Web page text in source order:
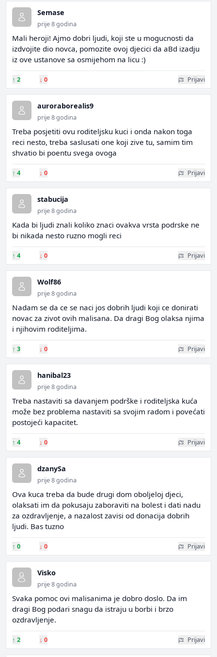
Semase
prije 8 godina
Mali heroji! Ajmo dobri ljudi, koji ste u mogucnosti da
izdvojite dio novca, pomozite ovoj djecici da aBd izadju
iz ove ustanove sa osmijehom na licu :)
↑ 2 ↓ 0 Prijavi
auroraborealis9
prije 8 godina
Treba posjetiti ovu roditeljsku kuci i onda nakon toga
reci nesto, treba saslusati one koji zive tu, samim tim
shvatio bi poentu svega ovoga
↑ 4 ↓ 0 Prijavi
stabucija
prije 8 godina
Kada bi ljudi znali koliko znaci ovakva vrsta podrske ne
bi nikada nesto ruzno mogli reci
↑ 4 ↓ 0 Prijavi
Wolf86
prije 8 godina
Nadam se da ce se naci jos dobrih ljudi koji ce donirati
novac za zivot ovih malisana. Da dragi Bog olaksa njima
i njihovim roditeljima.
↑ 3 ↓ 0 Prijavi
hanibal23
prije 8 godina
Treba nastaviti sa davanjem podrške i roditeljska kuća
može bez problema nastaviti sa svojim radom i povećati
postojeći kapacitet.
↑ 4 ↓ 0 Prijavi
dzanySa
prije 8 godina
Ova kuca treba da bude drugi dom oboljeloj djeci,
olaksati im da pokusaju zaboraviti na bolest i dati nadu
za ozdravljenje, a nazalost zavisi od donacija dobrih
ljudi. Bas tuzno
↑ 0 ↓ 0 Prijavi
Visko
prije 8 godina
Svaka pomoc ovi malisanima je dobro doslo. Da im
dragi Bog podari snagu da istraju u borbi i brzo
ozdravljenje.
↑ 2 ↓ 0 Prijavi